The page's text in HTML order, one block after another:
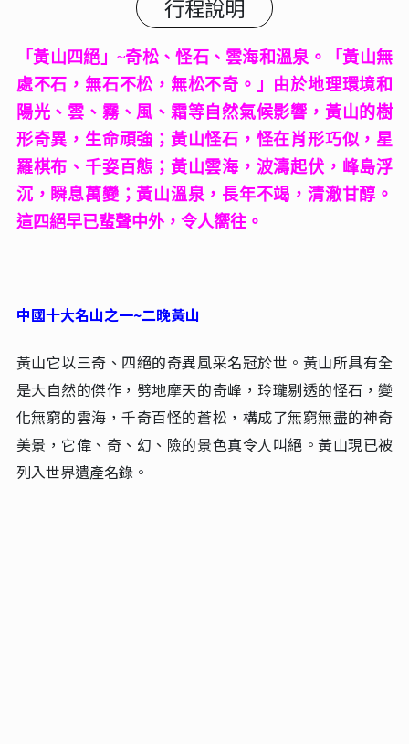
行程說明
「黃山四絕」~奇松、怪石、雲海和溫泉。「黃山無
處不石，無石不松，無松不奇。」由於地理環境和
陽光、雲、霧、風、霜等自然氣候影響，黃山的樹
形奇異，生命頑強；黃山怪石，怪在肖形巧似，星
羅棋布、千姿百態；黃山雲海，波濤起伏，峰島浮
沉，瞬息萬變；黃山溫泉，長年不竭，清澈甘醇。
這四絕早已蜚聲中外，令人嚮往。
中國十大名山之一~二晚黃山
黃山它以三奇、四絕的奇異風采名冠於世。黃山所具有全
是大自然的傑作，劈地摩天的奇峰，玲瓏剔透的怪石，變
化無窮的雲海，千奇百怪的蒼松，構成了無窮無盡的神奇
美景，它偉、奇、幻、險的景色真令人叫絕。黃山現已被
列入世界遺產名錄。